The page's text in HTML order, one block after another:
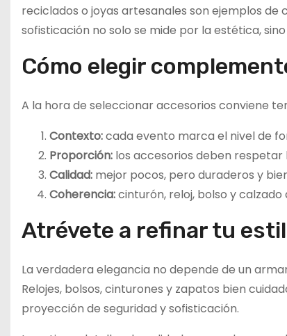
reciclados o joyas artesanales son ejemplos
sofisticación no solo se mide por la estética,
Cómo elegir
A la hora de seleccionar accesorios conviene
Contexto:cada evento marca el nivel de
Proporción: los accesorios deben
Calidad: mejor pocos, pero duraderos y
Coherencia:cinturón, reloj, bolso y
Atrévete a refinar tu
La verdadera elegancia no depende de un
Relojes, bolsos, cinturones y zapatos bien
proyección de seguridad y sofisticación.